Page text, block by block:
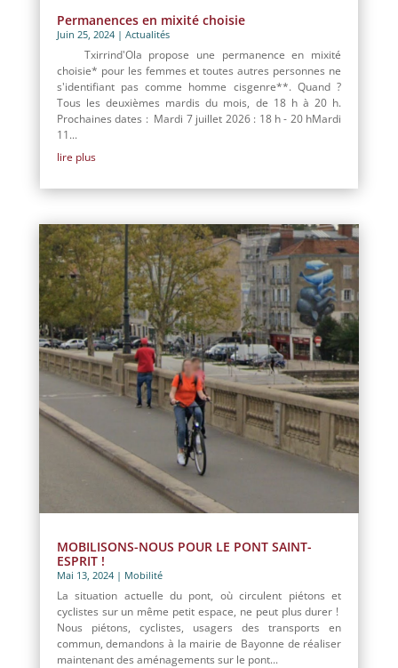
Permanences en mixité choisie
Juin 25, 2024| Actualités
Txirrind'Ola propose une permanence en mixité
choisie* pour les femmes et toutes autres personnes ne
s'identifiant pas comme homme cisgenre**. Quand ?
Tous les deuxièmes mardis du mois, de 18 h à 20 h.
Prochaines dates : Mardi 7 juillet 2026 : 18 h - 20 hMardi
11...
lire plus
MOBILISONS-NOUS POUR LE PONT SAINT-
ESPRIT !
Mai 13, 2024| Mobilité
La situation actuelle du pont, où circulent piétons et
cyclistes sur un même petit espace, ne peut plus durer !
Nous piétons, cyclistes, usagers des transports en
commun, demandons à la mairie de Bayonne de réaliser
maintenant des aménagements sur le pont...